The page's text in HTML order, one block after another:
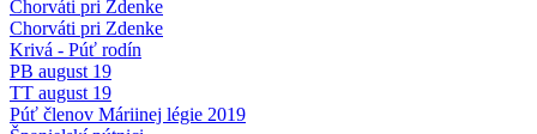
Chorváti pri Zdenke
Chorváti pri Zdenke
Krivá - Púť rodín
PB august 19
TT august 19
Púť členov Máriinej légie 2019